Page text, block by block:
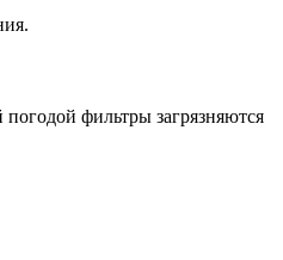
фильтры загрязняются